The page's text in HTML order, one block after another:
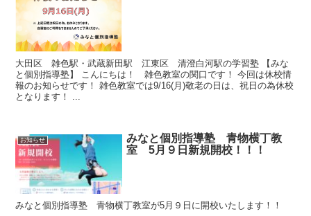
大田区 雑色駅・武蔵新田駅 江東区 清澄白河駅の学習塾 【みな
と個別指導塾】 こんにちは！ 雑色教室の関口です！ 今回は休校情
報のお知らせです！ 雑色教室では9/16(月)敬老の日は、祝日の為休校
となります！ ...
お知らせ
みなと個別指導塾 青物横丁教
室 5月９日新規開校！！！
みなと個別指導塾 青物横丁教室が5月９日に開校いたします！！